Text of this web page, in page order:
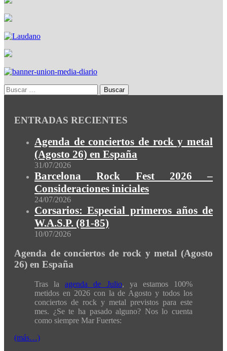
ENTRADAS RECIENTES
Agenda de conciertos de rock y metal
(Agosto 26) en España
31/07/2026
Barcelona Rock Fest 2026 –
Consideraciones iniciales
24/07/2026
Corsarios: Especial primeros años de
W.A.S.P. (81-85)
10/07/2026
Agenda de conciertos de rock y metal (Agosto
26) en España
Tras laagenda de Julio, ya estamos 100%
metidos en 2026 con la de Agosto y todos los
conciertos de rock y metal previstos para este
mes. ¿Se te ha pasado alguno? Nos lo cuenta
como siempre Mar Fuertes:
(más…)